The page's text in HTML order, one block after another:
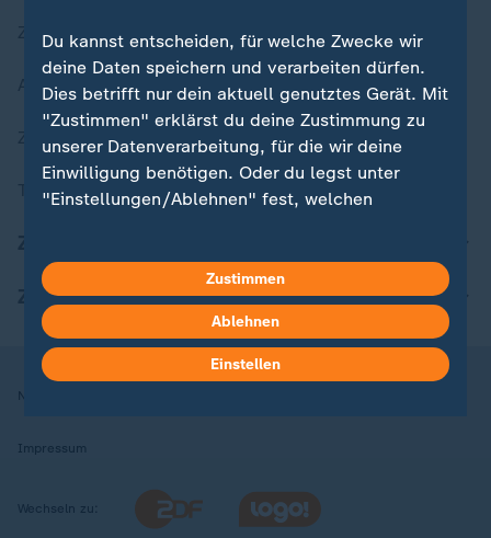
Zuletzt veröffentlicht
Aktuelle Sendungs-Videos
ZDFheute Stories
Themen im Überblick
ZDFheute Apps
Nutzungsbedingungen
Impressum
Wechseln zu:
Du kannst entscheiden, für welche Zwecke wir
deine Daten speichern und verarbeiten dürfen.
Dies betrifft nur dein aktuell genutztes Gerät. Mit
"Zustimmen" erklärst du deine Zustimmung zu
unserer Datenverarbeitung, für die wir deine
Einwilligung benötigen. Oder du legst unter
"Einstellungen/Ablehnen" fest, welchen
kannst du jederzeit mit Wirkung für die Zukunft
in deinen Einstellungen widerrufen oder ändern.
Hier findest du das Impressum.
Weitere Informationen findest du in unserer
Zustimmen
Ablehnen
Einstellen